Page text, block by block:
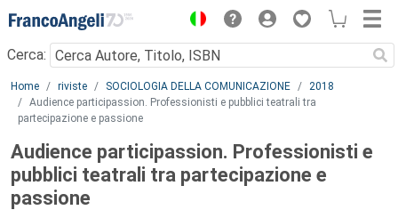
Menu
Cerca:
Main content
Home riviste SOCIOLOGIA DELLA COMUNICAZIONE
2018
Audience participassion. Professionisti e pubblici teatrali tra
partecipazione e passione
Audience participassion. Professionisti e
pubblici teatrali tra partecipazione e
passione